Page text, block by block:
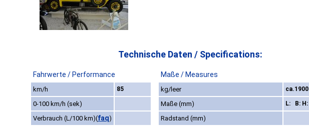
Technische Daten / Specifications:
Fahrwerte / Performance Maße / Measures
km/h 85 kg/leer ca.1900
0-100 km/h (sek) Maße (mm) L: B: H:
Verbrauch (L/100 km)(faq) Radstand (mm)